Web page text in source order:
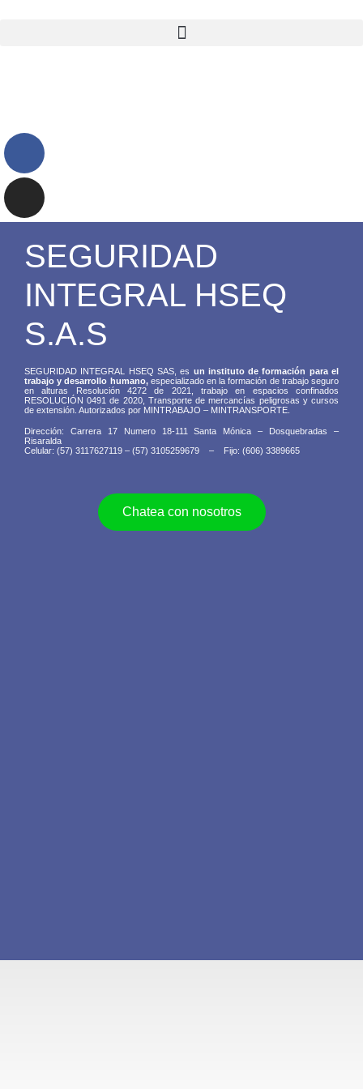
SEGURIDAD
INTEGRAL HSEQ
S.A.S
SEGURIDAD INTEGRAL HSEQ SAS, es un instituto de formación para el
trabajo y desarrollo humano, especializado en la formación de trabajo seguro
en alturas Resolución 4272 de 2021, trabajo en espacios confinados
RESOLUCIÓN 0491 de 2020, Transporte de mercancías peligrosas y cursos
de extensión. Autorizados por MINTRABAJO – MINTRANSPORTE.
Dirección: Carrera 17 Numero 18-111 Santa Mónica – Dosquebradas –
Risaralda
Celular: (57) 3117627119 – (57) 3105259679 – Fijo: (606) 3389665
Chatea con nosotros